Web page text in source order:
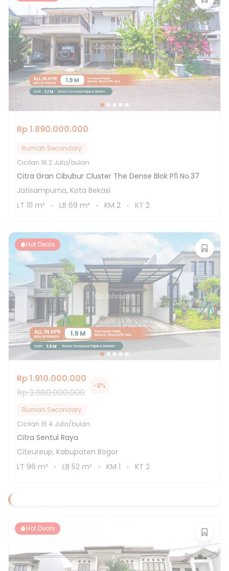
Rp 1.890.000.000
Rumah Secondary
Cicilan 16.2 Juta/bulan
Citra Gran Cibubur Cluster The Dense Blok P11 No.37
Jatisampurna, Kota Bekasi
LT 111 m² LB 69 m² KM 2 KT 2
Hot Deals
Rp 1.910.000.000
Rp 2.080.000.000
-8%
Rumah Secondary
Cicilan 16.4 Juta/bulan
Citra Sentul Raya
Citeureup, Kabupaten Bogor
LT 96 m² LB 52 m² KM 1 KT 2
Hot Deals